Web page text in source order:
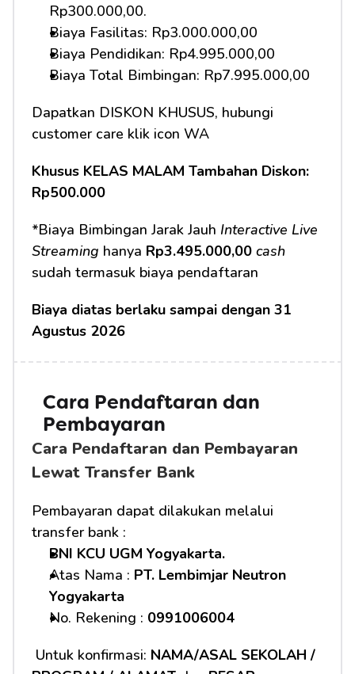
Rp300.000,00.
Biaya Fasilitas: Rp3.000.000,00
Biaya Pendidikan: Rp4.995.000,00
Biaya Total Bimbingan: Rp7.995.000,00
Dapatkan DISKON KHUSUS, hubungi
customer care klik icon WA
Khusus KELAS MALAM Tambahan Diskon:
Rp500.000
*Biaya Bimbingan Jarak Jauh Interactive Live
Streaming hanya Rp3.495.000,00 cash
sudah termasuk biaya pendaftaran
Biaya diatas berlaku sampai dengan 31
Agustus 2026
Cara Pendaftaran dan
Pembayaran
Cara Pendaftaran dan Pembayaran
Lewat Transfer Bank
Pembayaran dapat dilakukan melalui
transfer bank :
BNI KCU UGM Yogyakarta.
Atas Nama : PT. Lembimjar Neutron
Yogyakarta
No. Rekening : 0991006004
Untuk konfirmasi: NAMA/ASAL SEKOLAH /